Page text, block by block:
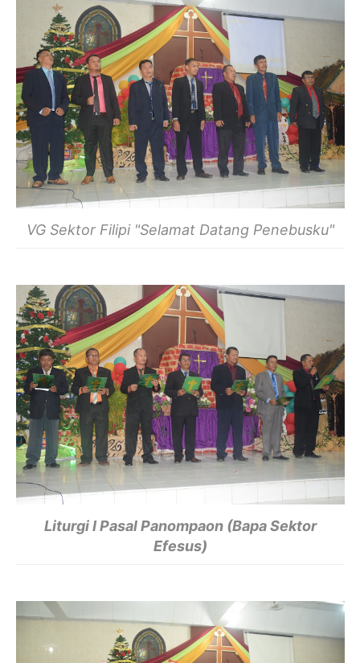
VG Sektor Filipi "Selamat Datang Penebusku"
Liturgi I Pasal Panompaon (Bapa Sektor
Efesus)